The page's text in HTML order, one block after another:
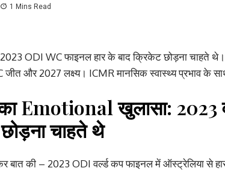
1 Mins Read
ODI WC फाइनल हार के बाद क्रिकेट छोड़ना चाहते
और 2027 लक्ष्य। ICMR मानसिक स्वास्थ्य प्रभाव के
Emotional खुलासा: 2023
चाहते थे
बात की – 2023 ODI वर्ल्ड कप फाइनल में ऑस्ट्रेलिया से